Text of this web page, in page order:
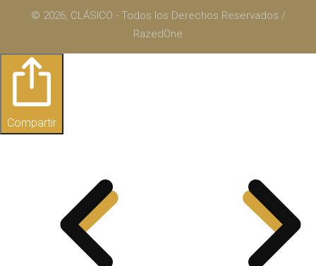
© 2026, CLÁSICO - Todos los Derechos Reservados /
RazedOne
Compartir